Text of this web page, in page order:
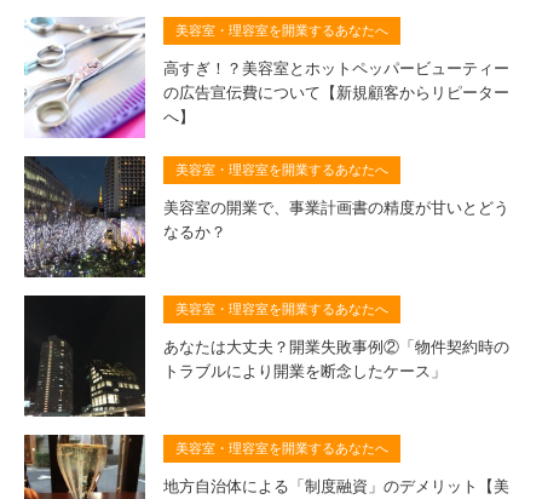
美容室・理容室を開業するあなたへ
高すぎ！？美容室とホットペッパービューティー
の広告宣伝費について【新規顧客からリピーター
へ】
美容室・理容室を開業するあなたへ
美容室の開業で、事業計画書の精度が甘いとどう
なるか？
美容室・理容室を開業するあなたへ
あなたは大丈夫？開業失敗事例②「物件契約時の
トラブルにより開業を断念したケース」
美容室・理容室を開業するあなたへ
地方自治体による「制度融資」のデメリット【美